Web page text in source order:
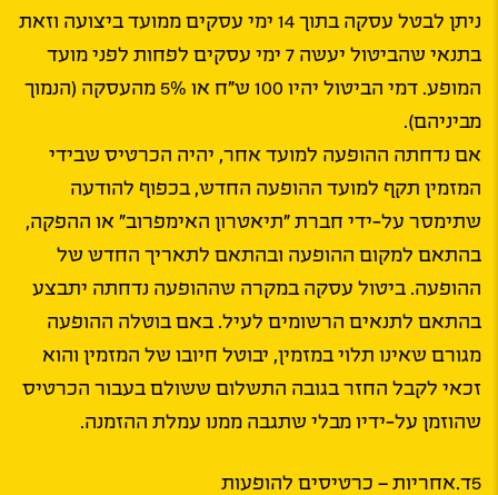
ניתן לבטל עסקה בתוך 14 ימי עסקים ממועד ביצועה וזאת
בתנאי שהביטול יעשה 7 ימי עסקים לפחות לפני מועד
המופע. דמי הביטול יהיו 100 ש״ח או 5% מהעסקה (הנמוך
מביניהם).
אם נדחתה ההופעה למועד אחר, יהיה הכרטיס שבידי
המזמין תקף למועד ההופעה החדש, בכפוף להודעה
שתימסר על-ידי חברת ״תיאטרון האימפרוב״ או ההפקה,
בהתאם למקום ההופעה ובהתאם לתאריך החדש של
ההופעה. ביטול עסקה במקרה שההופעה נדחתה יתבצע
בהתאם לתנאים הרשומים לעיל. באם בוטלה ההופעה
מגורם שאינו תלוי במזמין, יבוטל חיובו של המזמין והוא
זכאי לקבל החזר בגובה התשלום ששולם בעבור הכרטיס
שהוזמן על-ידיו מבלי שתגבה ממנו עמלת ההזמנה.
5ד.אחריות – כרטיסים להופעות